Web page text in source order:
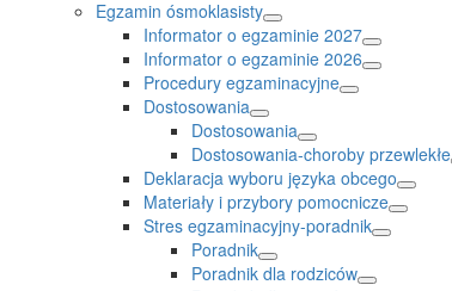
Egzamin ósmoklasisty
Informator o egzaminie 2027
Informator o egzaminie 2026
Procedury egzaminacyjne
Dostosowania
Dostosowania
Dostosowania-choroby przewlekłe
Deklaracja wyboru języka obcego
Materiały i przybory pomocnicze
Stres egzaminacyjny-poradnik
Poradnik
Poradnik dla rodziców